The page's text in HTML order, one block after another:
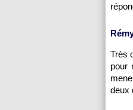
Très
pour
deux